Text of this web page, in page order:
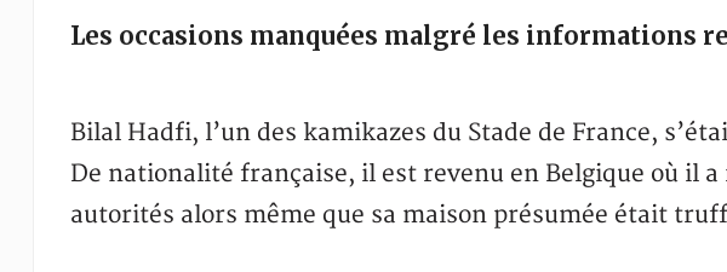
Les occasions manquées malgré les informations
Bilal Hadfi, l’un des kamikazes du Stade de France,
De nationalité française, il est revenu en Belgique où il a
autorités alors même que sa maison présumée était